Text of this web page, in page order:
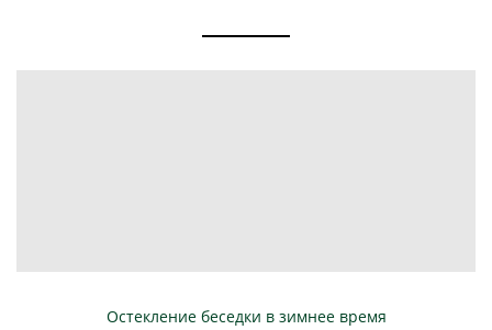
Остекление беседки в зимнее время